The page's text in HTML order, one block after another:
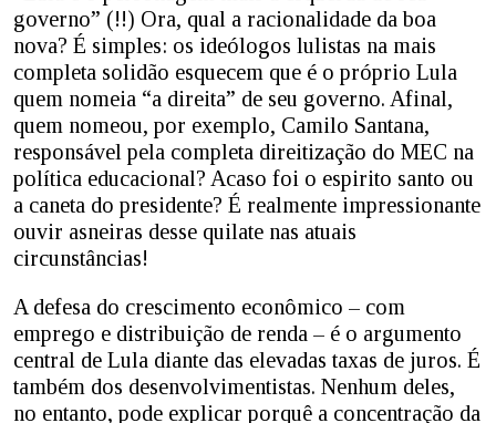
governo” (!!) Ora, qual a racionalidade da boa
nova? É simples: os ideólogos lulistas na mais
completa solidão esquecem que é o próprio Lula
quem nomeia “a direita” de seu governo. Afinal,
quem nomeou, por exemplo, Camilo Santana,
responsável pela completa direitização do MEC na
política educacional? Acaso foi o espirito santo ou
a caneta do presidente? É realmente impressionante
ouvir asneiras desse quilate nas atuais
circunstâncias!
A defesa do crescimento econômico – com
emprego e distribuição de renda – é o argumento
central de Lula diante das elevadas taxas de juros. É
também dos desenvolvimentistas. Nenhum deles,
no entanto, pode explicar porquê a concentração da